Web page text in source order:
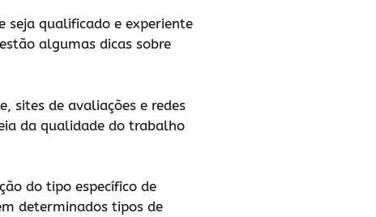
seja qualificado e experiente
algumas dicas sobre
sites de avaliações e redes
da qualidade do trabalho
do tipo específico de
determinados tipos de